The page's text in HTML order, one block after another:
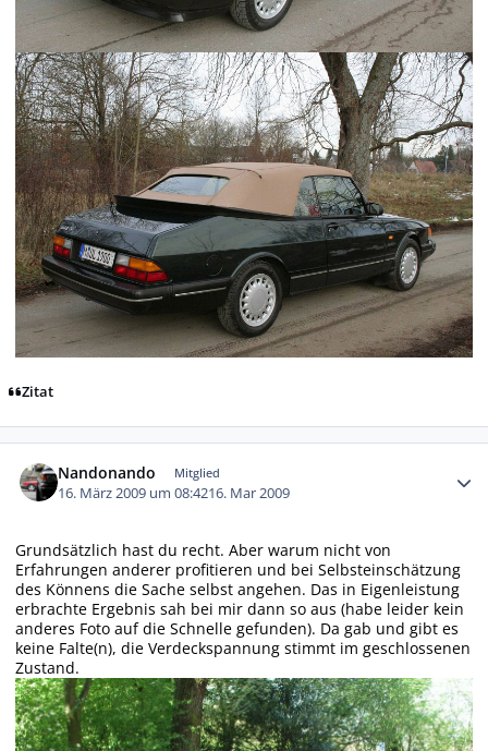
Zitat
Nandonando Mitglied
16. März 2009 um 08:4216. Mar 2009
Grundsätzlich hast du recht. Aber warum nicht von
Erfahrungen anderer profitieren und bei Selbsteinschätzung
des Könnens die Sache selbst angehen. Das in Eigenleistung
erbrachte Ergebnis sah bei mir dann so aus (habe leider kein
anderes Foto auf die Schnelle gefunden). Da gab und gibt es
keine Falte(n), die Verdeckspannung stimmt im geschlossenen
Zustand.